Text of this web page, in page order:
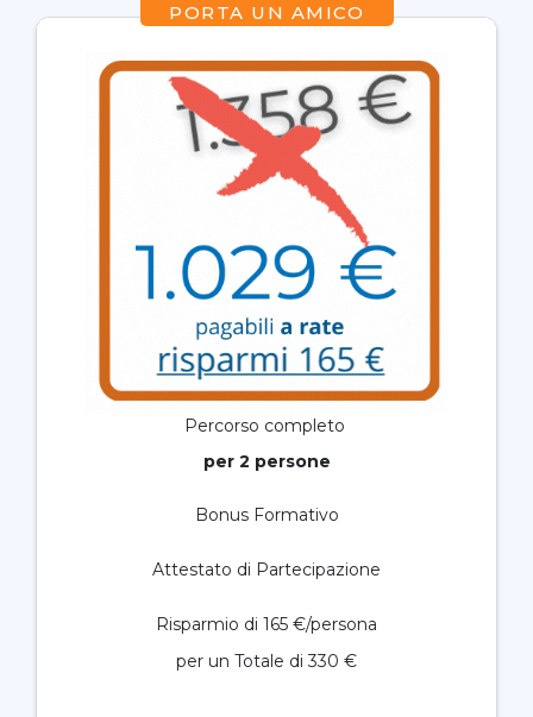
PORTA UN AMICO
Percorso completo
per 2 persone
Bonus Formativo
Attestato di Partecipazione
Risparmio di 165 €/persona
per un Totale di 330 €